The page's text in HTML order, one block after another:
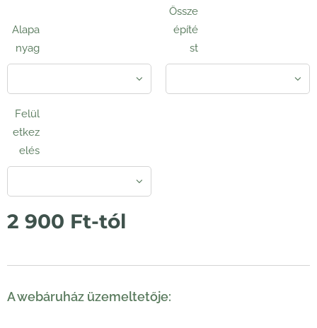
Alapa
nyag
Össze
építé
st
Felül
etkez
elés
2 900 Ft-tól
A webáruház üzemeltetője: